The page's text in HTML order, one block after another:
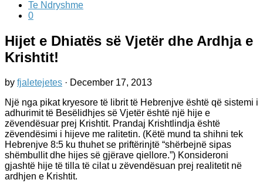
Te Ndryshme
0
Hijet e Dhiatës së Vjetër dhe Ardhja e
Krishtit!
by fjaletejetes · December 17, 2013
Një nga pikat kryesore të librit të Hebrenjve është që sistemi i
adhurimit të Besëlidhjes së Vjetër është një hije e
zëvendësuar prej Krishtit. Prandaj Krishtlindja është
zëvendësimi i hijeve me ralitetin. (Këtë mund ta shihni tek
Hebrenjve 8:5 ku thuhet se priftërinjtë “shërbejnë sipas
shëmbullit dhe hijes së gjërave qiellore.”) Konsideroni
gjashtë hije të tilla të cilat u zëvendësuan prej realitetit në
ardhjen e Krishtit.